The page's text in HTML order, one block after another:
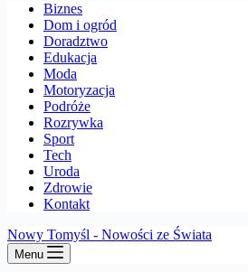
Biznes
Dom i ogród
Doradztwo
Edukacja
Moda
Motoryzacja
Podróże
Rozrywka
Sport
Tech
Uroda
Zdrowie
Kontakt
Nowy Tomyśl - Nowości ze Świata
Menu